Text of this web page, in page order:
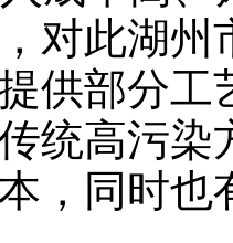
对此湖州
供部分工
统高污染
，同时也